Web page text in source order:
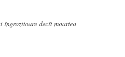
decît moartea